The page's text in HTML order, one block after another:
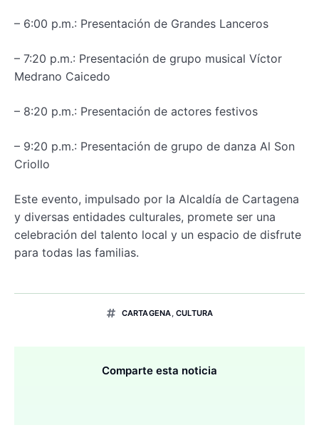
– 6:00 p.m.: Presentación de Grandes Lanceros
– 7:20 p.m.: Presentación de grupo musical Víctor
Medrano Caicedo
– 8:20 p.m.: Presentación de actores festivos
– 9:20 p.m.: Presentación de grupo de danza Al Son
Criollo
Este evento, impulsado por la Alcaldía de Cartagena
y diversas entidades culturales, promete ser una
celebración del talento local y un espacio de disfrute
para todas las familias.
CARTAGENA, CULTURA
Comparte esta noticia